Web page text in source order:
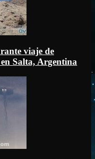
viaje de
Salta, Argentina